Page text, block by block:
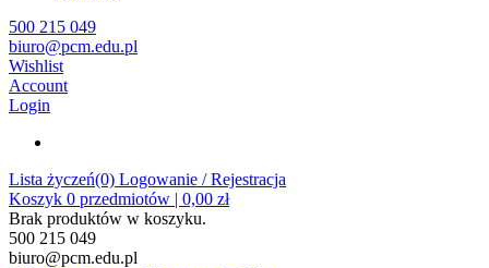
500 215 049
biuro@pcm.edu.pl
Wishlist
Account
Login
Lista życzeń(0) Logowanie / Rejestracja
Koszyk 0 przedmiotów | 0,00 zł
Brak produktów w koszyku.
500 215 049
biuro@pcm.edu.pl